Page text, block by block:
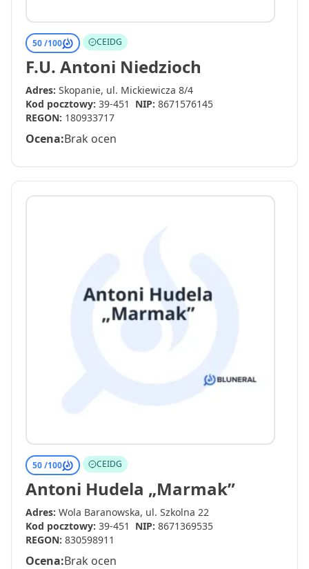
50 /100 CEIDG
F.U. Antoni Niedzioch
Adres: Skopanie, ul. Mickiewicza 8/4
Kod pocztowy: 39-451 NIP: 8671576145
REGON: 180933717
Ocena:Brak ocen
50 /100 CEIDG
Antoni Hudela „Marmak”
Adres: Wola Baranowska, ul. Szkolna 22
Kod pocztowy: 39-451 NIP: 8671369535
REGON: 830598911
Ocena:Brak ocen